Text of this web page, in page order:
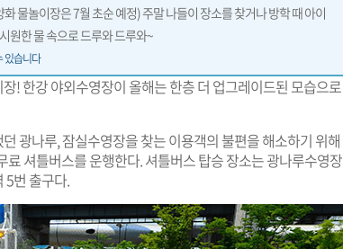
물놀이장은 7월 초순 예정) 주말 나들이 장소를 찾거나 방학 때 아이
원한 물 속으로 드루와 드루와~
있습니다
! 한강 야외수영장이 올해는 한층 더 업그레이드된 모습으로
광나루, 잠실수영장을 찾는 이용객의 불편을 해소하기 위해
셔틀버스를 운행한다. 셔틀버스 탑승 장소는 광나루수영장
5번 출구다.